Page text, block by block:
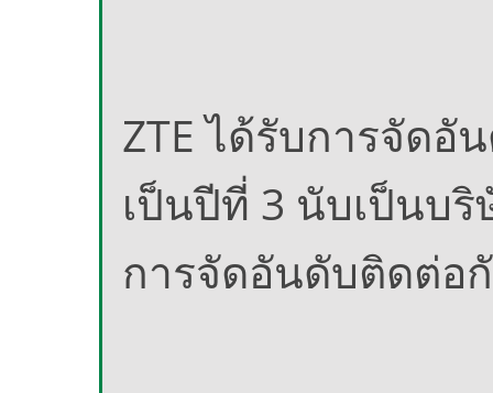
ZTE ได้รับการจัดอั
เป็นปีที่ 3 นับเป็นบริ
การจัดอันดับติดต่อ